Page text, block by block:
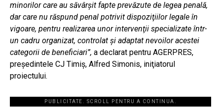
minorilor care au săvârşit fapte prevăzute de legea penală,
dar care nu răspund penal potrivit dispoziţiilor legale în
vigoare, pentru realizarea unor intervenţii specializate într-
un cadru organizat, controlat şi adaptat nevoilor acestei
categorii de beneficiari”, a declarat pentru AGERPRES,
preşedintele CJ Timiş, Alfred Simonis, iniţiatorul
proiectului.
PUBLICITATE. SCROLL PENTRU A CONTINUA.